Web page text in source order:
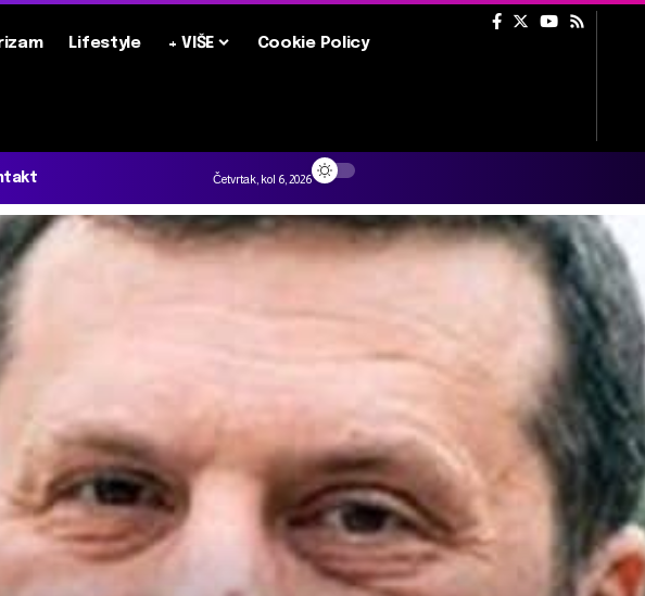
Lifestyle + VIŠE Cookie Policy
Četvrtak, kol 6, 2026